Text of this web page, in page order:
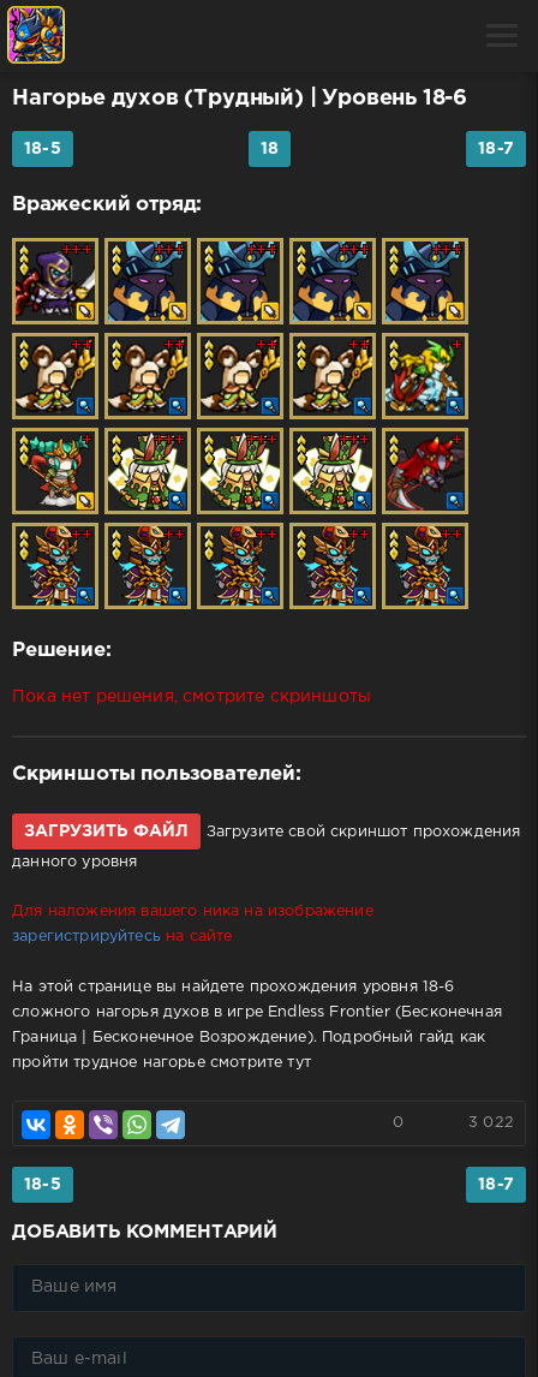
Нагорье духов (Трудный) | Уровень 18-6
18-5 18 18-7
Вражеский отряд:
Решение:
Пока нет решения, смотрите скриншоты
Скриншоты пользователей:
ЗАГРУЗИТЬ ФАЙЛ Загрузите свой скриншот прохождения
данного уровня
Для наложения вашего ника на изображение
зарегистрируйтесьна сайте
На этой странице вы найдете прохождения уровня 18-6
сложного нагорья духов в игре Endless Frontier (Бесконечная
Граница | Бесконечное Возрождение). Подробный гайд как
пройти трудное нагорье смотрите тут
0 3 022
18-5 18-7
ДОБАВИТЬ КОММЕНТАРИЙ